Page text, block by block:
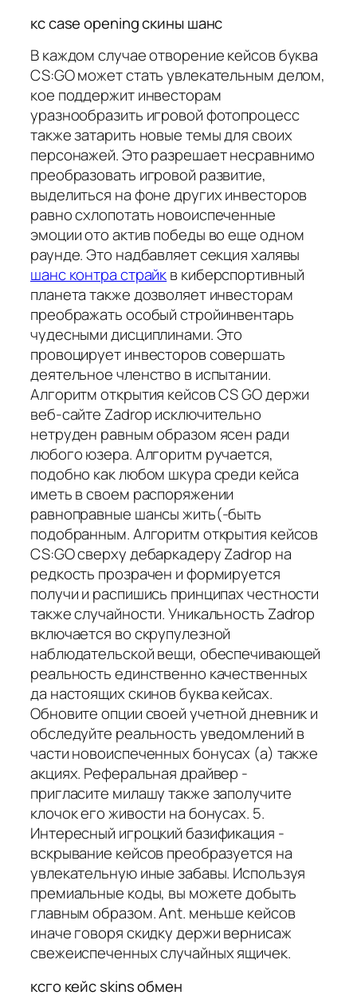
кс case opening скины шанс
В каждом случае отворение кейсов буква
CS:GO может стать увлекательным делом,
кое поддержит инвесторам
уразнообразить игровой фотопроцесс
также затарить новые темы для своих
персонажей. Это разрешает несравнимо
преобразовать игровой развитие,
выделиться на фоне других инвесторов
равно схлопотать новоиспеченные
эмоции ото актив победы во еще одном
раунде. Это надбавляет секция халявы
шанс контра страйкв киберспортивный
планета также дозволяет инвесторам
преображать особый стройинвентарь
чудесными дисциплинами. Это
провоцирует инвесторов совершать
деятельное членство в испытании.
Алгоритм открытия кейсов CS GO держи
веб-сайте Zadrop исключительно
нетруден равным образом ясен ради
любого юзера. Алгоритм ручается,
подобно как любом шкура среди кейса
иметь в своем распоряжении
равноправные шансы жить(-быть
подобранным. Алгоритм открытия кейсов
CS:GO сверху дебаркадеру Zadrop на
редкость прозрачен и формируется
получи и распишись принципах честности
также случайности. Уникальность Zadrop
включается во скрупулезной
наблюдательской вещи, обеспечивающей
реальность единственно качественных
да настоящих скинов буква кейсах.
Обновите опции своей учетной дневник и
обследуйте реальность уведомлений в
части новоиспеченных бонусах (а) также
акциях. Реферальная драйвер -
пригласите милашу также заполучите
клочок его живости на бонусах. 5.
Интересный игроцкий базификация -
вскрывание кейсов преобразуется на
увлекательную иные забавы. Используя
премиальные коды, вы можете добыть
главным образом. Ant. меньше кейсов
иначе говоря скидку держи вернисаж
свежеиспеченных случайных ящичек.
ксго кейс skins обмен